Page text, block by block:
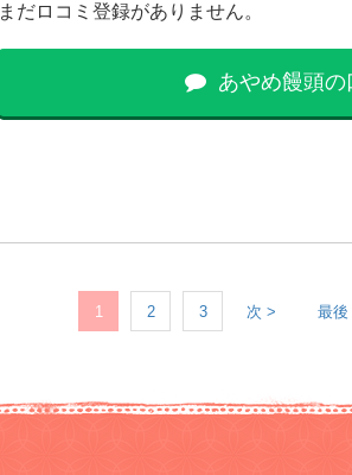
まだロコミ登録がありません。
あやめ饅頭
1 2 3 次 > 最後